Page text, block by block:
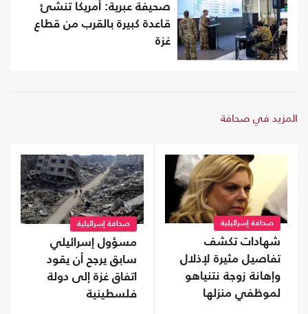
صحيفة عبرية: أمريكا تنشئ
قاعدة كبيرة بالقرب من قطاع
غزة
المزيد في صحافة
صحافة إسرائيلية
شهادات تكشف
تفاصيل مثيرة لإذلال
وإهانة زوجة نتنياهو
لموظفي منزلها
صحافة إسرائيلية
مسؤول إسرائيلي
سابق يرجح أن يقود
اتفاق غزة إلى دولة
فلسطينية